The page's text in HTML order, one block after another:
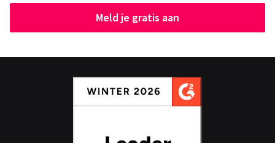
Meld je gratis aan